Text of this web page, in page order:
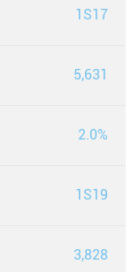
1S17
5,631
2.0%
1S19
3,828